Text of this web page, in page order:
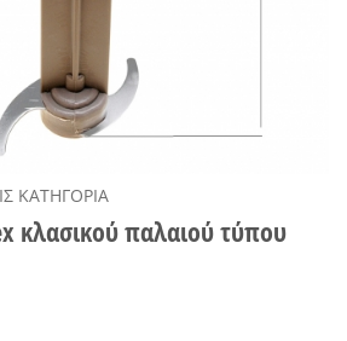
ΚΑΤΗΓΟΡΊΑ
κλασικού παλαιού τύπου